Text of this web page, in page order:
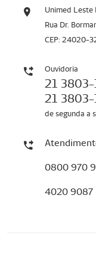
Unimed Leste
Rua Dr.
CEP: 24020-
Ouvidoria
21
21 3803-
de segunda a
0800 970
4020 9087